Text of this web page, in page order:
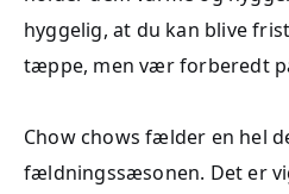
hyggelig, at du kan blive
tæppe, men vær forberedt
Chow chows fælder en hel
fældningssæsonen. Det er